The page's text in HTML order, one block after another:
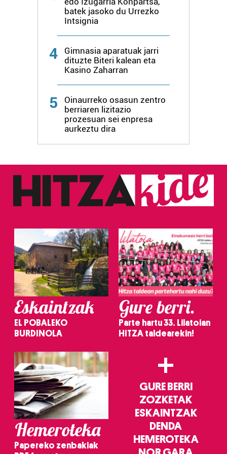
erabiltzen dituen hauta dezakezu.
bazkideen zerrenda, beren ustez zein helburutarako
duten interes legitimoa eta horren aurka nola egin
Lortu zure datu pertsonalak prozesatzeko moduari
buruzko informazio gehiago eta ezarri zure lehentasunak
datuen atalean. Edozein unetan alda edo ken dezakezu
Webgune honek cookie propioak eta hirugarrenen cookie-
fitxategiak erabiltzen ditu. Zure esperientzia eta
zerbitzuak hobetzeko asmoz, cookie teknologiaz
baliatzen gara. Ohar hau onartuz gero, teknologia hori
batek jasoko du Urrezko
Intsignia
4
Gimnasia aparatuak jarri
dituzte Biteri kalean eta
Kasino Zaharran
5
Oinaurreko osasun zentro
berriaren lizitazio
prozesuan sei enpresa
aurkeztu dira
Eskaintzak
EL POBALEKO
BURDINOLA
Gure berri.
Parte hartu 33. Lilatoian
HITZA taldearekin!
Hemeroteka
Papereko zenbakiak
+
GURE BERRI
ZOZKETAK
ESKAINTZAK
DENDA
HEMEROTEKA